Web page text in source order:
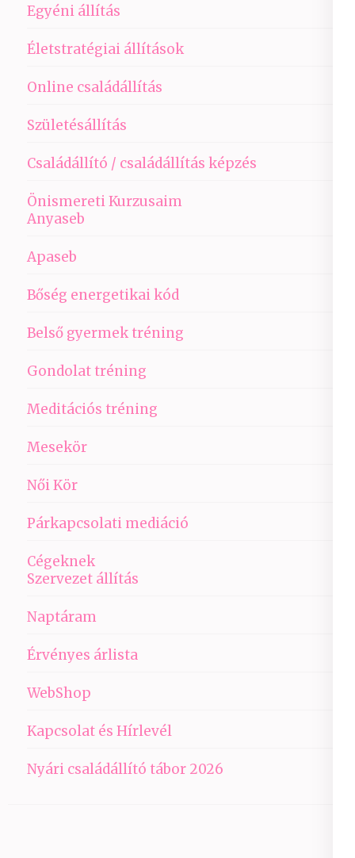
Egyéni állítás
Életstratégiai állítások
Online családállítás
Születésállítás
Családállító / családállítás képzés
Önismereti Kurzusaim
Anyaseb
Apaseb
Bőség energetikai kód
Belső gyermek tréning
Gondolat tréning
Meditációs tréning
Mesekör
Női Kör
Párkapcsolati mediáció
Cégeknek
Szervezet állítás
Naptáram
Érvényes árlista
WebShop
Kapcsolat és Hírlevél
Nyári családállító tábor 2026